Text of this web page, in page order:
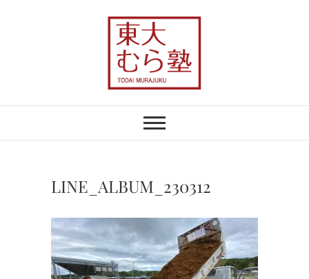
東大むら塾
LINE_ALBUM_230312